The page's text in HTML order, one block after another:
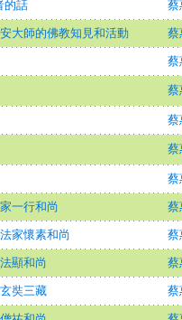
的話 蔡
大師的佛教知見和活動 蔡
蔡
蔡
蔡
蔡
蔡
一行和尚 蔡
家懷素和尚 蔡
顯和尚 蔡
奘三藏 蔡